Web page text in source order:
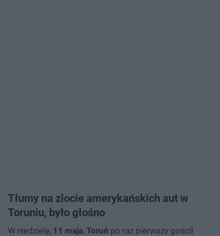
Tłumy na zlocie amerykańskich aut w
Toruniu, było głośno
W niedzielę, 11 maja, Toruń po raz pierwszy gościł